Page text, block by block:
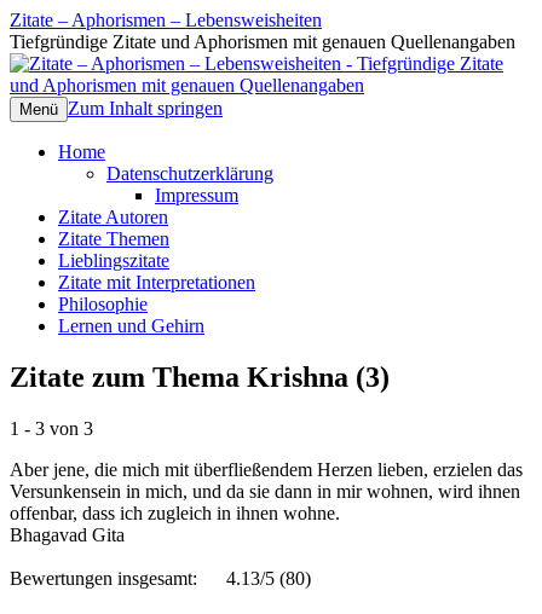
Zitate – Aphorismen – Lebensweisheiten
Tiefgründige Zitate und Aphorismen mit genauen Quellenangaben
Menü Zum Inhalt springen
Home
Datenschutzerklärung
Impressum
Zitate Autoren
Zitate Themen
Lieblingszitate
Zitate mit Interpretationen
Philosophie
Lernen und Gehirn
Zitate zum Thema Krishna (3)
1 - 3 von 3
Aber jene, die mich mit überfließendem Herzen lieben, erzielen das
Versunkensein in mich, und da sie dann in mir wohnen, wird ihnen
offenbar, dass ich zugleich in ihnen wohne.
Bhagavad Gita
Bewertungen insgesamt: 4.13/5 (80)